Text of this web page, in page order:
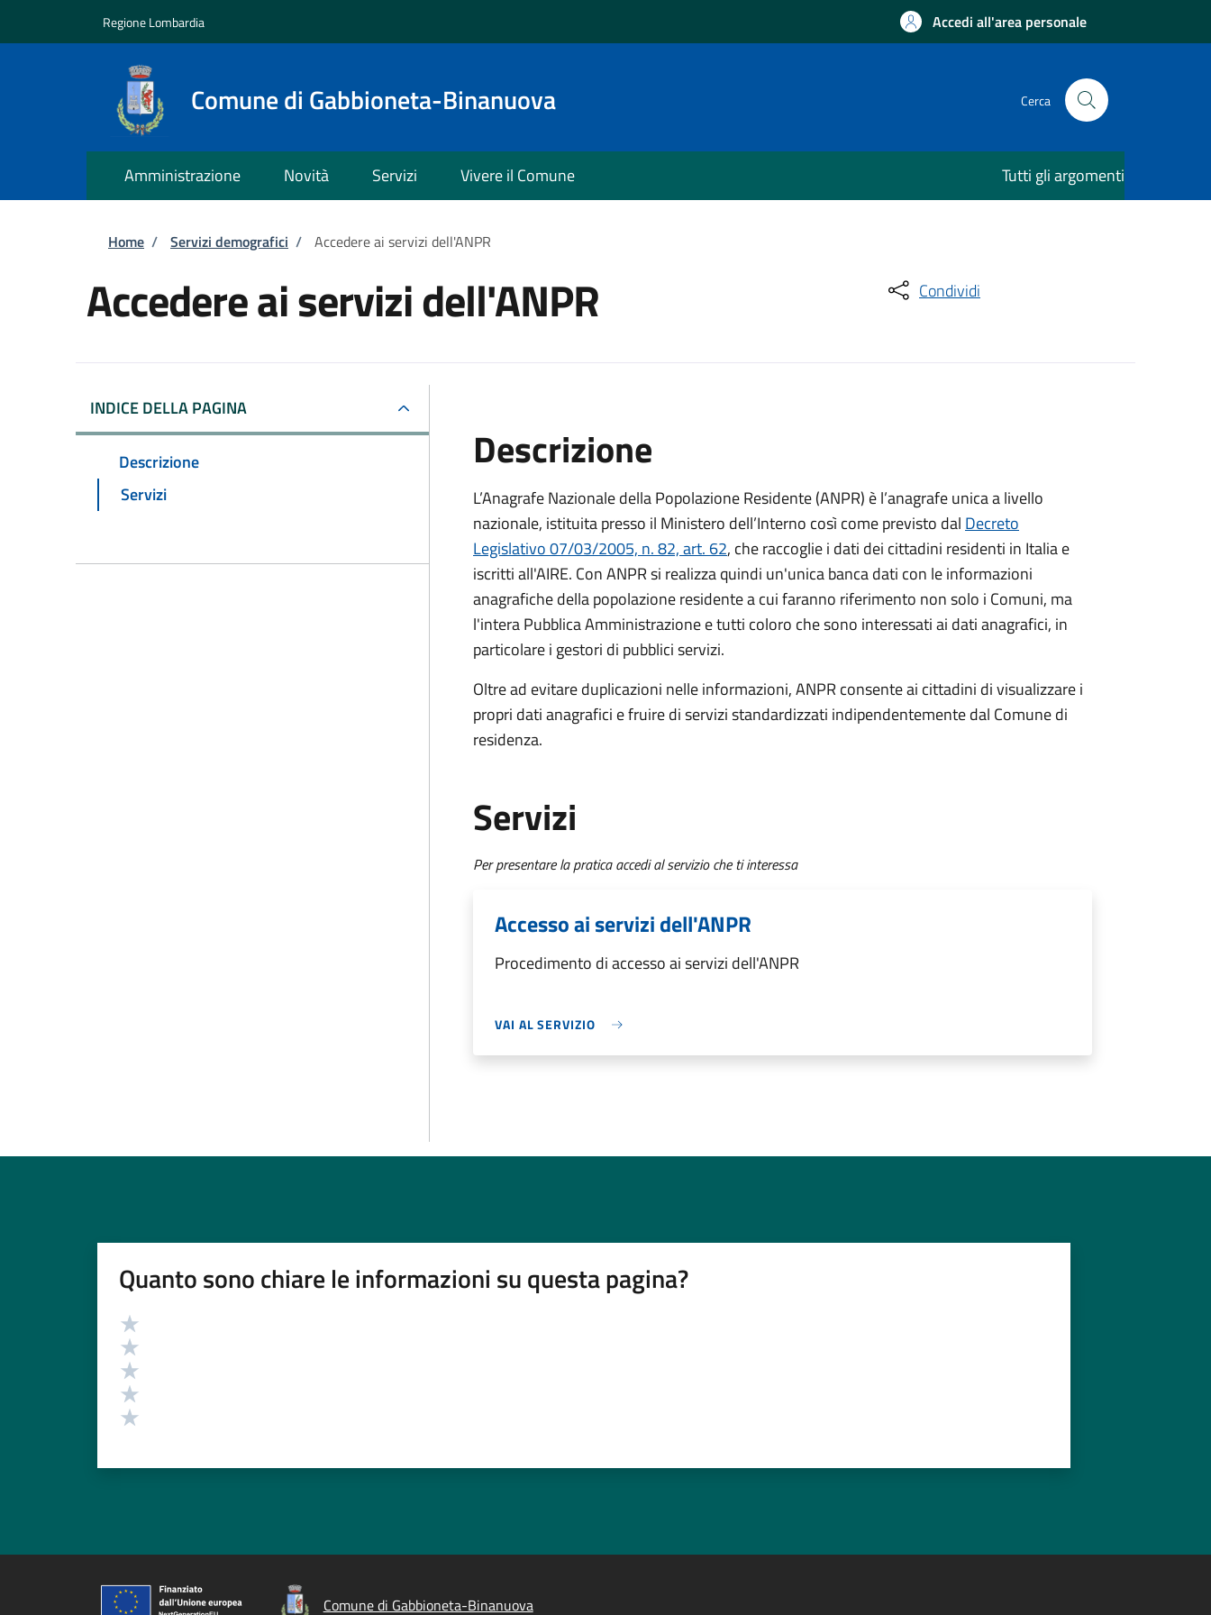
Regione Lombardia Accedi all'area personale
Comune di Gabbioneta-Binanuova Cerca
Amministrazione Novità Servizi Vivere il Comune Tutti gli argomenti
Briciole di pane
Home / Servizi demografici / Accedere ai servizi dell'ANPR
Accedere ai servizi dell'ANPR Condividi
INDICE DELLA PAGINA
Descrizione
Servizi
Descrizione
L’Anagrafe Nazionale della Popolazione Residente (ANPR) è l’anagrafe unica a livello
nazionale, istituita presso il Ministero dell’Interno così come previsto dal Decreto
Legislativo 07/03/2005, n. 82, art. 62, che raccoglie i dati dei cittadini residenti in Italia e
iscritti all'AIRE. Con ANPR si realizza quindi un'unica banca dati con le informazioni
anagrafiche della popolazione residente a cui faranno riferimento non solo i Comuni, ma
l'intera Pubblica Amministrazione e tutti coloro che sono interessati ai dati anagrafici, in
particolare i gestori di pubblici servizi.
Oltre ad evitare duplicazioni nelle informazioni, ANPR consente ai cittadini di visualizzare i
propri dati anagrafici e fruire di servizi standardizzati indipendentemente dal Comune di
residenza.
Servizi
Per presentare la pratica accedi al servizio che ti interessa
Accesso ai servizi dell'ANPR
Procedimento di accesso ai servizi dell'ANPR
VAI AL SERVIZIO
Quanto sono chiare le informazioni su questa pagina?
Valutazione
Comune di Gabbioneta-Binanuova